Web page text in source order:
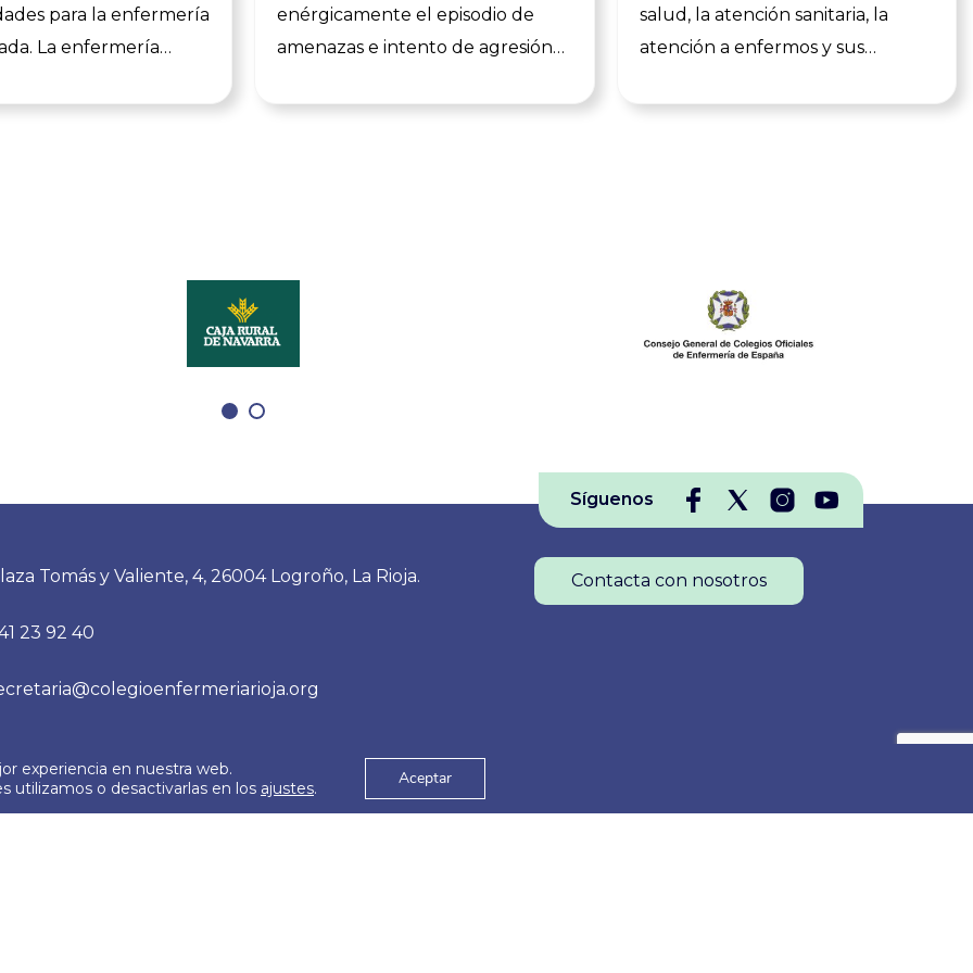
para la enfermería
La enfermería
con la incorporación
carrera que consolida
durante los próximos
vaya acompañado del
enérgicamente el episodio de
amenazas e intento de agresión
médicos y un celador por parte
Emergencias Sanitarias y
Hospital San Pedro durante el
posterior traslado e ingreso del
profesionales afectados y
ninguna agresión, amenaza,
salud, la atención sanitaria, la
atención a enfermos y sus
enfermedades y/o la promoción
60.000 euros repartidos entre
Primer, Segundo y Tercer
extiende hasta el 30 de
septiembre. Para que el Proyecto
Síguenos
Tomás y Valiente, 4, 26004 Logroño, La Rioja.
23 92 40
Contacta con nosotros
© 2026
Aviso Legal
experiencia en nuestra web.
utilizamos o desactivarlas en los ajustes. Aceptar